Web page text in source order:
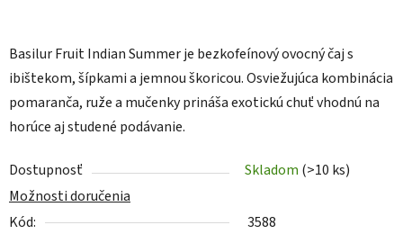
Basilur Fruit Indian Summerje bezkofeínový ovocný čaj s
ibištekom, šípkami a jemnou škoricou. Osviežujúca kombinácia
pomaranča, ruže a mučenky prináša exotickú chuť vhodnú na
horúce aj studené podávanie.
Dostupnosť Skladom (>10 ks)
Možnosti doručenia
Kód:
3588